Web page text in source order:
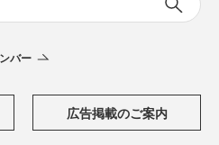
バー
広告掲載のご案内